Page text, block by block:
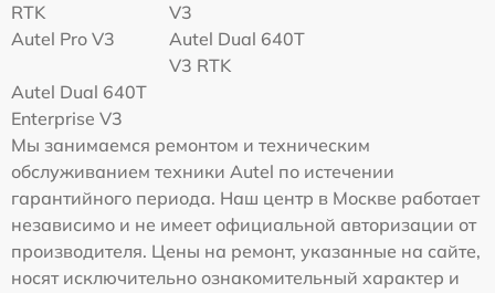
RTK
V3
Autel Pro V3
Autel Dual 640T
V3 RTK
Autel Dual 640T
Enterprise V3
Мы занимаемся ремонтом и техническим
обслуживанием техники Autel по истечении
гарантийного периода. Наш центр в Москве работает
независимо и не имеет официальной авторизации от
производителя. Цены на ремонт, указанные на сайте,
носят исключительно ознакомительный характер и